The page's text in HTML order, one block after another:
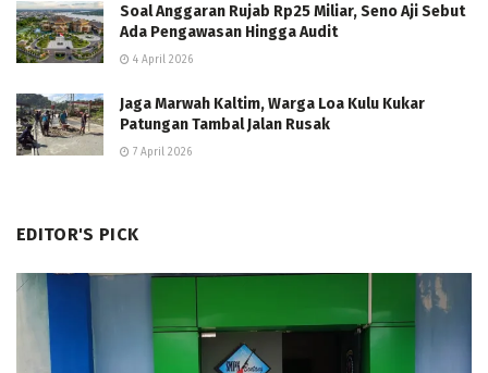
Soal Anggaran Rujab Rp25 Miliar, Seno Aji Sebut
Ada Pengawasan Hingga Audit
4 April 2026
Jaga Marwah Kaltim, Warga Loa Kulu Kukar
Patungan Tambal Jalan Rusak
7 April 2026
EDITOR'S PICK